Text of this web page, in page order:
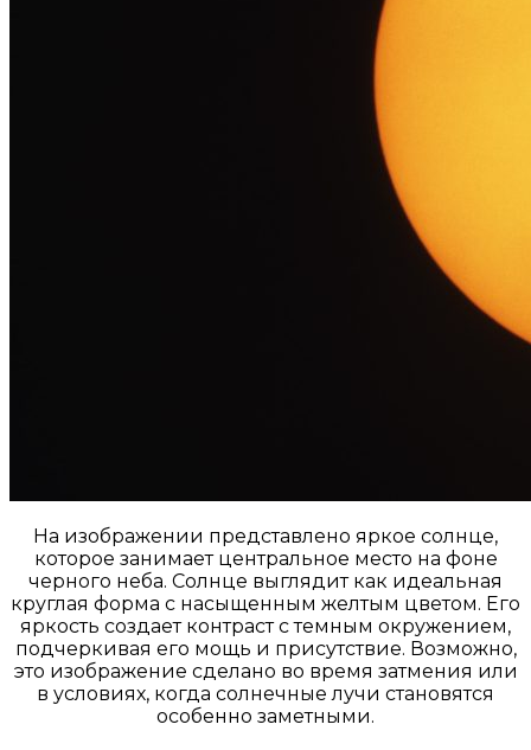
На изображении представлено яркое солнце,
которое занимает центральное место на фоне
черного неба. Солнце выглядит как идеальная
круглая форма с насыщенным желтым цветом. Его
яркость создает контраст с темным окружением,
подчеркивая его мощь и присутствие. Возможно,
это изображение сделано во время затмения или
в условиях, когда солнечные лучи становятся
особенно заметными.